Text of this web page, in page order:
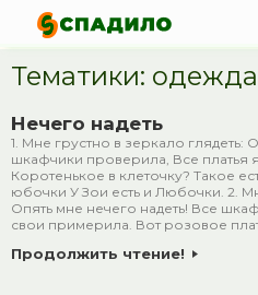
Тематики: одежда
Нечего надеть
1. Мне грустно в зеркало глядеть:
шкафчики проверила, Все платья
Коротенькое в клеточку? Такое
юбочки У Зои есть и Любочки. 2.
Опять мне нечего надеть! Все
свои примерила. Вот розовое
Продолжить чтение!